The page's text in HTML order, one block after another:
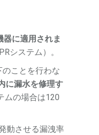
に適用されま
システム）。
ことを行わな
に漏水を修理す
ムの場合は120
動させる漏洩率